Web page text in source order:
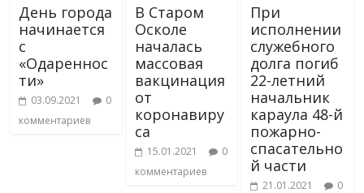
День города
начинается
с
«Одареннос
ти»
03.09.2021
0
комментариев
В Старом
Осколе
началась
массовая
вакцинация
от
коронавиру
са
15.01.2021
0
комментариев
При
исполнении
служебного
долга погиб
22-летний
начальник
караула 48-й
пожарно-
спасательно
й части
21.01.2021
0